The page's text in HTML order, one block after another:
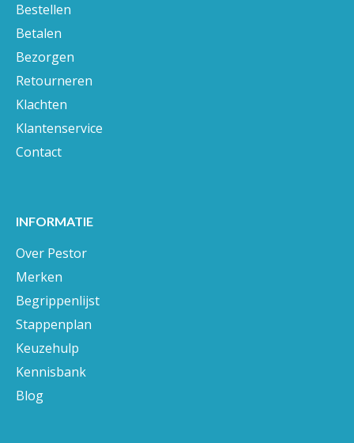
Bestellen
Betalen
Bezorgen
Retourneren
Klachten
Klantenservice
Contact
INFORMATIE
Over Pestor
Merken
Begrippenlijst
Stappenplan
Keuzehulp
Kennisbank
Blog